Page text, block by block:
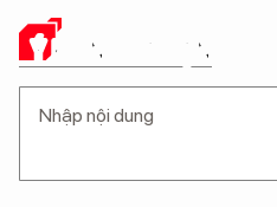
Ý KIẾN CỦA BẠN